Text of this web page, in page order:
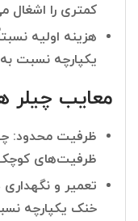
کمتری را اشغال
هزینه اولیه
یکپارچه نسبت
معایب چیلر
ظرفیت محدود:
ظرفیت‌های
تعمیر و نگهداری
خنک یکپارچه